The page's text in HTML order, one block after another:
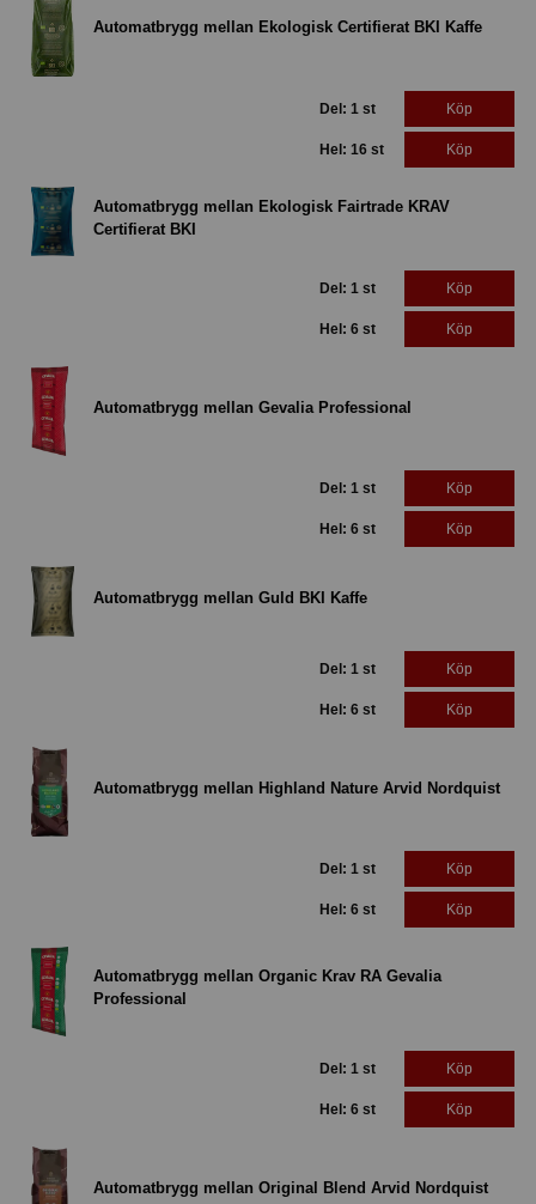
Automatbrygg mellan Ekologisk Certifierat BKI Kaffe
Del: 1 st Köp
Hel: 16 st Köp
Automatbrygg mellan Ekologisk Fairtrade KRAV
Certifierat BKI
Del: 1 st Köp
Hel: 6 st Köp
Automatbrygg mellan Gevalia Professional
Del: 1 st Köp
Hel: 6 st Köp
Automatbrygg mellan Guld BKI Kaffe
Del: 1 st Köp
Hel: 6 st Köp
Automatbrygg mellan Highland Nature Arvid Nordquist
Del: 1 st Köp
Hel: 6 st Köp
Automatbrygg mellan Organic Krav RA Gevalia
Professional
Del: 1 st Köp
Hel: 6 st Köp
Automatbrygg mellan Original Blend Arvid Nordquist